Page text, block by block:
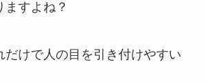
ますよね？
だけで人の目を引き付けやすい